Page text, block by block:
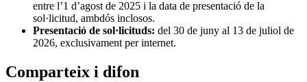
entre l’1 d’agost de 2025 i la data de presentació de la
sol·licitud, ambdós inclosos.
Presentació de sol·licituds: del 30 de juny al 13 de juliol de
2026, exclusivament per internet.
Comparteix i difon